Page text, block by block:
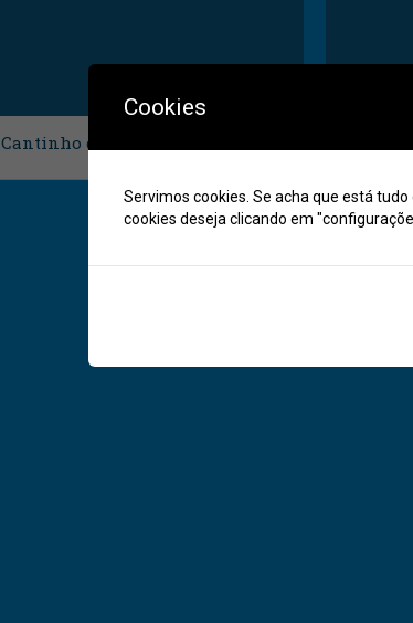
Cantinho do Relógio
Marcelino Ramos
Cookies
Servimos cookies. Se acha que está
cookies deseja clicando em